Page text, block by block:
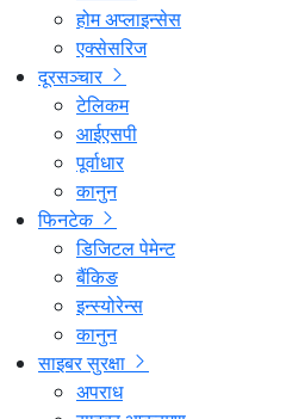
होम अप्लाइन्सेस
एक्सेसरिज
दूरसञ्चार
टेलिकम
आईएसपी
पूर्वाधार
कानुन
फिनटेक
डिजिटल पेमेन्ट
बैंकिङ
इन्स्योरेन्स
कानुन
साइबर सुरक्षा
अपराध